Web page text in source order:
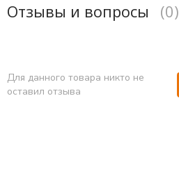
Отзывы и вопросы (0)
Для данного товара никто не
оставил отзыва